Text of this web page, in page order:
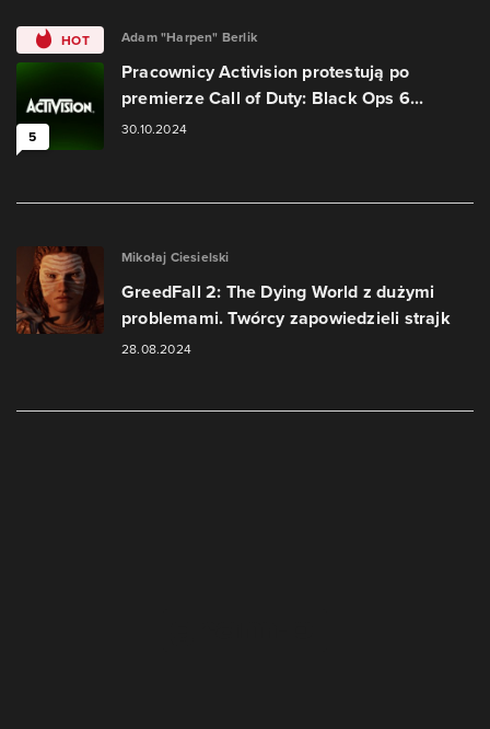
HOT
5
Adam "Harpen" Berlik
Pracownicy Activision protestują po
premierze Call of Duty: Black Ops 6...
30.10.2024
Mikołaj Ciesielski
GreedFall 2: The Dying World z dużymi
problemami. Twórcy zapowiedzieli strajk
28.08.2024